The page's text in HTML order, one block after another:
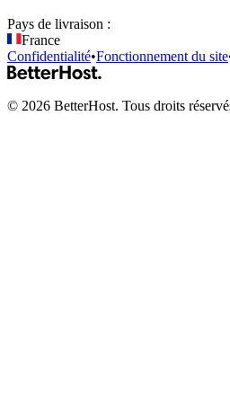
Pays de livraison :
France
Confidentialité•Fonctionnement du site
© 2026 BetterHost. Tous droits